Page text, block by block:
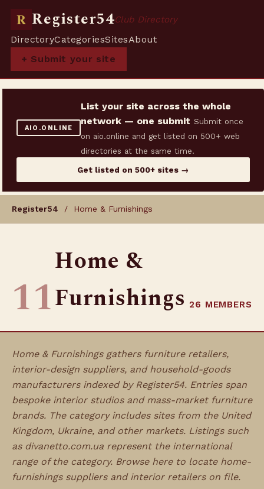
R Register54Club Directory
DirectoryCategoriesSitesAbout
+ Submit your site
AIO.ONLINE
List your site across the whole
network — one submit Submit once
on aio.online and get listed on 500+ web
directories at the same time.
Get listed on 500+ sites →
Register54 / Home & Furnishings
11
Home &
Furnishings 26 MEMBERS
Home & Furnishings gathers furniture retailers,
interior-design suppliers, and household-goods
manufacturers indexed by Register54. Entries span
bespoke interior studios and mass-market furniture
brands. The category includes sites from the United
Kingdom, Ukraine, and other markets. Listings such
as divanetto.com.ua represent the international
range of the category. Browse here to locate home-
furnishings suppliers and interior retailers on file.